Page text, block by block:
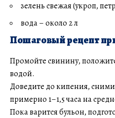
зелень свежая (укроп,
вода – около 2 л
Пошаговый рецепт
Промойте свинину,
водой.
Доведите до кипения,
примерно 1–1,5 часа на
Пока варится бульон,